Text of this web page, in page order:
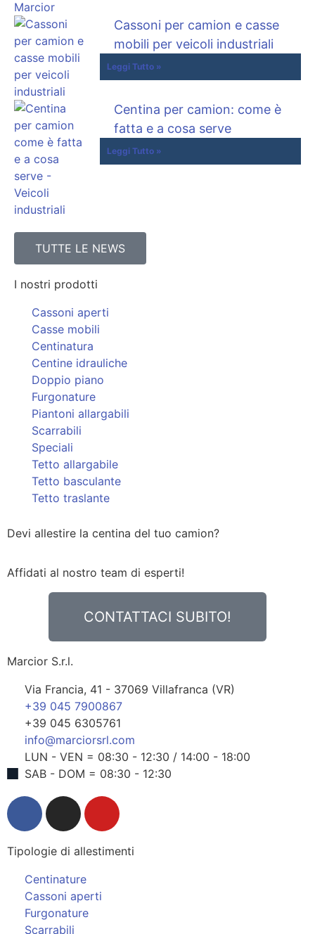
Cassoni per camion e casse
mobili per veicoli industriali
Leggi Tutto »
Centina per camion: come è
fatta e a cosa serve
Leggi Tutto »
TUTTE LE NEWS
I nostri prodotti
Cassoni aperti
Casse mobili
Centinatura
Centine idrauliche
Doppio piano
Furgonature
Piantoni allargabili
Scarrabili
Speciali
Tetto allargabile
Tetto basculante
Tetto traslante
Devi allestire la centina del tuo camion?
Affidati al nostro team di esperti!
CONTATTACI SUBITO!
Marcior S.r.l.
Via Francia, 41 - 37069 Villafranca (VR)
+39 045 7900867
+39 045 6305761
info@marciorsrl.com
LUN - VEN = 08:30 - 12:30 / 14:00 - 18:00
SAB - DOM = 08:30 - 12:30
Tipologie di allestimenti
Centinature
Cassoni aperti
Furgonature
Scarrabili